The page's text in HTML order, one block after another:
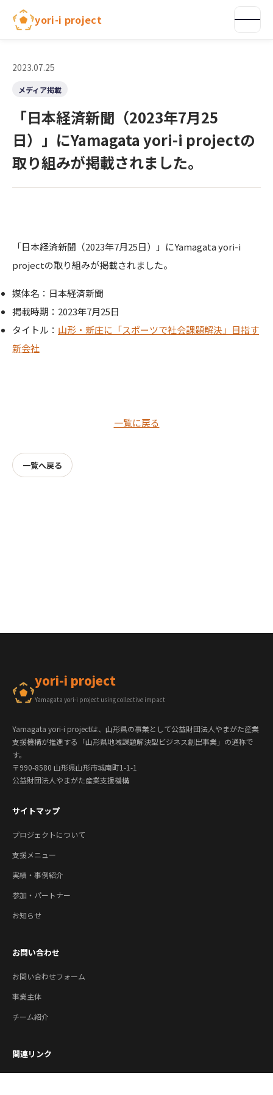
yori-i project
2023.07.25
メディア掲載
「日本経済新聞（2023年7月25
日）」にYamagata yori-i projectの
取り組みが掲載されました。
「日本経済新聞（2023年7月25日）」にYamagata yori-i
projectの取り組みが掲載されました。
媒体名：日本経済新聞
掲載時期：2023年7月25日
タイトル： 山形・新庄に「スポーツで社会課題解決」目指す
新会社
一覧に戻る
一覧へ戻る
yori-i project
Yamagata yori-i project using collective impact
Yamagata yori-i projectは、山形県の事業として公益財団法人やまがた産業
支援機構が推進する「山形県地域課題解決型ビジネス創出事業」の通称で
す。
〒990-8580 山形県山形市城南町1-1-1
公益財団法人やまがた産業支援機構
サイトマップ
プロジェクトについて
支援メニュー
実績・事例紹介
参加・パートナー
お知らせ
お問い合わせ
お問い合わせフォーム
事業主体
チーム紹介
関連リンク